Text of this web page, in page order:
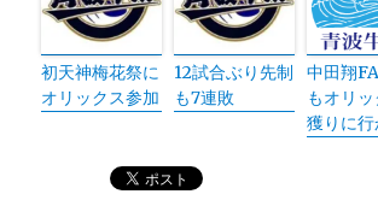
初天神梅花祭に
オリックス参加
12試合ぶり先制
も7連敗
中田翔
もオリ
獲りに